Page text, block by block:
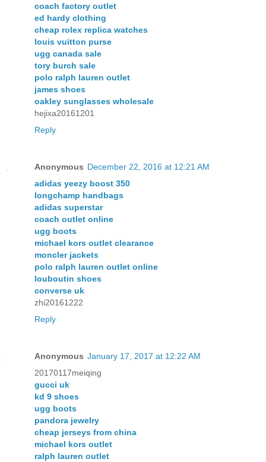
coach factory outlet
ed hardy clothing
cheap rolex replica watches
louis vuitton purse
ugg canada sale
tory burch sale
polo ralph lauren outlet
james shoes
oakley sunglasses wholesale
hejixa20161201
Reply
Anonymous December 22, 2016 at 12:21 AM
adidas yeezy boost 350
longchamp handbags
adidas superstar
coach outlet online
ugg boots
michael kors outlet clearance
moncler jackets
polo ralph lauren outlet online
louboutin shoes
converse uk
zhi20161222
Reply
Anonymous January 17, 2017 at 12:22 AM
20170117meiqing
gucci uk
kd 9 shoes
ugg boots
pandora jewelry
cheap jerseys from china
michael kors outlet
ralph lauren outlet